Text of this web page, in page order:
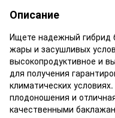
Описание
Ищете надежный гибрид
жары и засушливых
высокопродуктивное и
для получения
климатических
плодоношения и
качественными